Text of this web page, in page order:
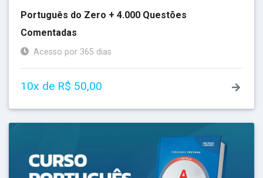
Português do Zero + 4.000 Questões
Comentadas
Acesso por 365 dias
10x de R$ 50,00